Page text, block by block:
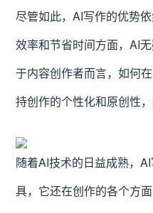
尽管如此，AI写作的优势
效率和节省时间方面，AI
于内容创作者而言，如何
持创作的个性化和原创性
随着AI技术的日益成熟，
具，它还在创作的各个方